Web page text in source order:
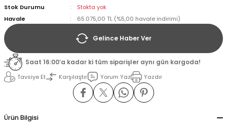
Stok Durumu
Stokta yok
Havale
65.075,00 TL (%5,00 havale indirimi)
Gelince Haber Ver
Saat 16:00’a kadar ki tüm siparişler aynı gün kargoda!
Tavsiye Et
Karşılaştır Yorum Yaz Yazdır
Ürün Bilgisi